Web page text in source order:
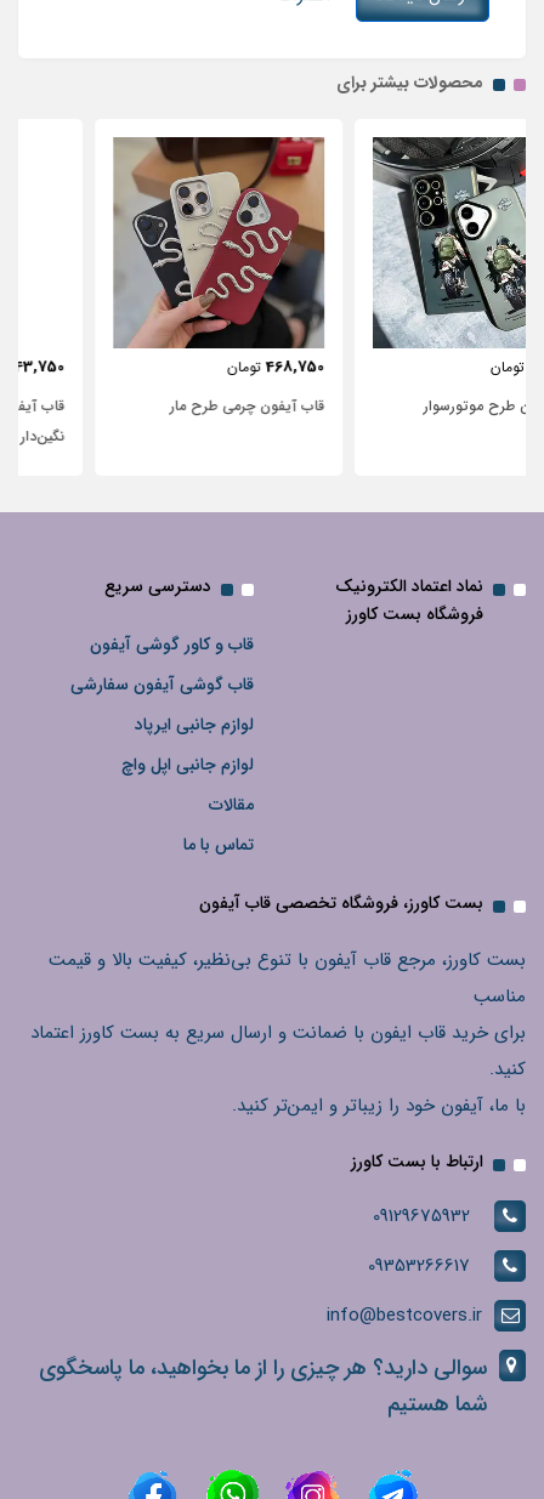
محصولات بیشتر برای
قاب آیفون چرمی طرح مار
443,750
قاب آیفون شفاف با پاپیون سفید و
نماد اعتماد الکترونیک
فروشگاه بست کاورز
دسترسی سریع
قاب و کاور گوشی آیفون
قاب گوشی آیفون سفارشی
لوازم جانبی ایرپاد
لوازم جانبی اپل واچ
مقالات
تماس با ما
بست کاورز، فروشگاه تخصصی قاب آیفون
بست کاورز، مرجع قاب آیفون با تنوع بی‌نظیر، کیفیت بالا و قیمت
مناسب
برای خرید قاب ایفون با ضمانت و ارسال سریع به بست کاورز اعتماد
کنید.
با ما، آیفون خود را زیباتر و ایمن‌تر کنید.
ارتباط با بست کاورز
09129675932
09353266617
info@bestcovers.ir
سوالی دارید؟ هر چیزی را از ما بخواهید، ما پاسخگوی
شما هستیم